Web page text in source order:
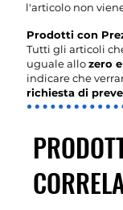
l'articolo non
Prodotti con
Tutti gli articoli
uguale allozero
indicare che
richiesta di